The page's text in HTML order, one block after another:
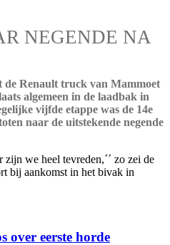
NEGENDE NA
de Renault truck van Mammoet
algemeen in de laadbak in
vijfde etappe was de 14e
naar de uitstekende negende
we heel tevreden,´´ zo zei de
bij aankomst in het bivak in
over eerste horde